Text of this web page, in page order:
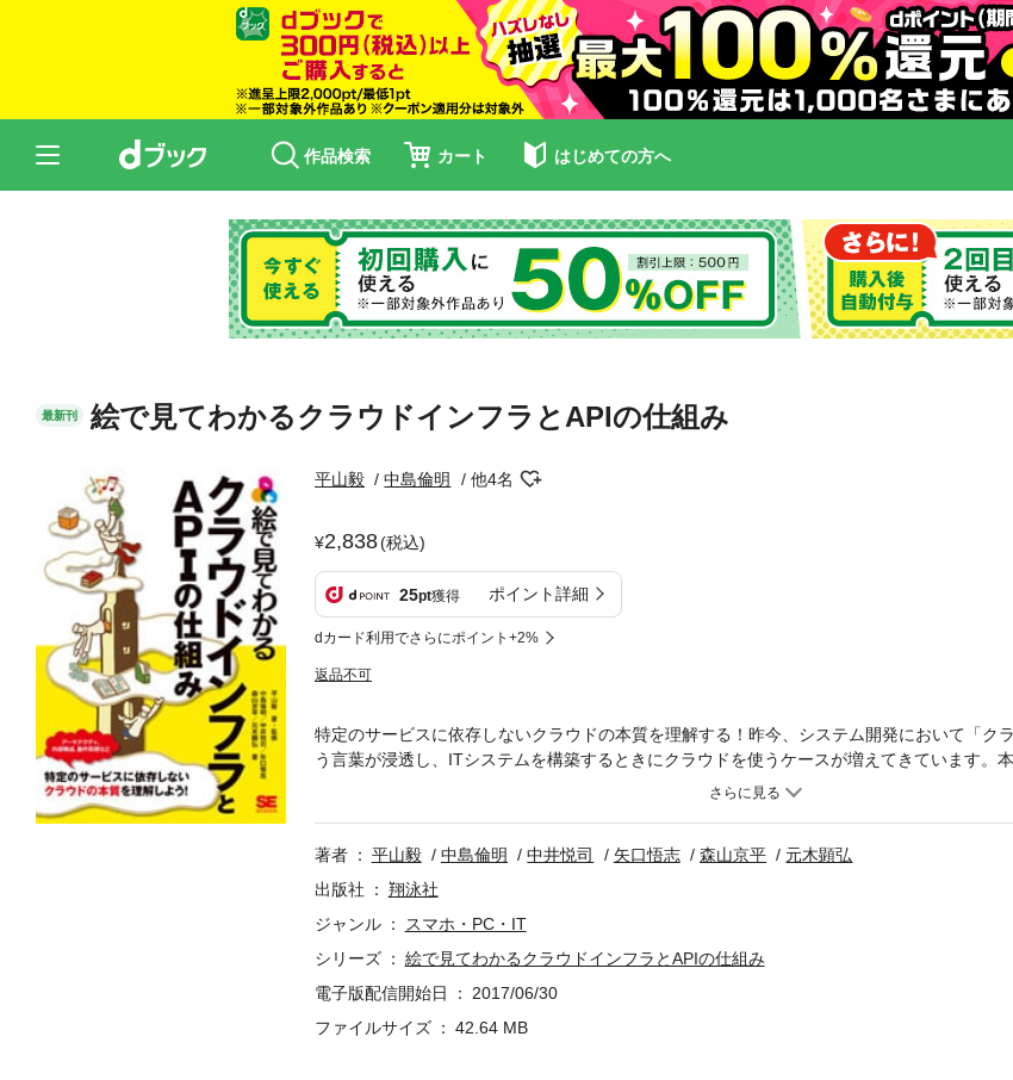
作品検索 カート はじめての方へ
最新刊 絵で見てわかるクラウドインフラとAPIの仕組み
平山毅 中島倫明 他4名
2,838(税込)
25pt獲得 ポイント詳細
dカード利用でさらにポイント+2%
返品不可
特定のサービスに依存しないクラウドの本質を理解する！昨今、システム開発において「ク
う言葉が浸透し、ITシステムを構築するときにクラウドを使うケースが増えてきています。
ンフラサービス）を中心としたクラウドを使ったシステム構築を想定し、クラウドインフラ
と運用が可能です。本書では、はじめに各種クラウドの概要と提供コンポーネント、その重
仕組みといった基礎的な知識を理解します。その後、サーバ、ストレージ、ネットワークの
部構成にも触れていきます。また、環境管理、API、認証、DNSを深堀し、これらを駆使した
方についても解説するほか、クラウドを基盤とした新しい「クラウドネイティブ」なインフ
ucture as CodeやImmutable Infrastructureについても取り上げます。クラウドインフラの仕
ドの本質を学びたいエンジニアにおすすめの一冊です。※本電子書籍は同名出版物を底本とし
著者 平山毅 中島倫明 中井悦司 矢口悟志 森山京平
元木顕弘
出版社
翔泳社
ジャンル
スマホ・PC・IT
シリーズ
絵で見てわかるクラウドインフラとAPIの仕組み
電子版配信開始日
2017/06/30
ファイルサイズ
42.64 MB